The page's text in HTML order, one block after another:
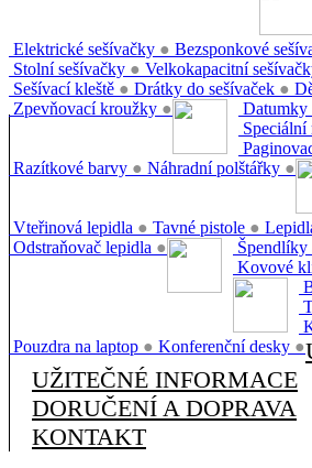
Elektrické sešívačky ● Bezsponkové
Stolní sešívačky ● Velkokapacitní
Sešívací kleště ● Drátky do sešívaček ●
Zpevňovací kroužky ● Datumky
Speciální
Razítkové barvy ● Náhradní polštářky ●
Vteřinová lepidla ● Tavné pistole ●
Odstraňovač lepidla ●
Kovové
Pouzdra na laptop ● Konferenční desky ●
UŽITEČNÉ INFORMACE
DORUČENÍ A DOPRAVA
KONTAKT